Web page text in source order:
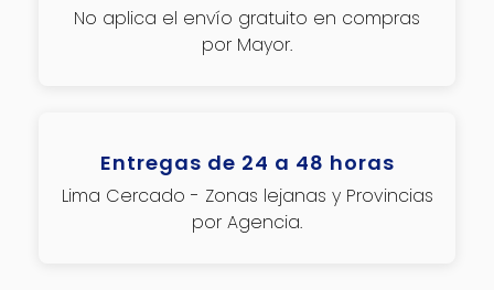
No aplica el envío gratuito en compras
por Mayor.
Entregas de 24 a 48 horas
Lima Cercado - Zonas lejanas y Provincias
por Agencia.